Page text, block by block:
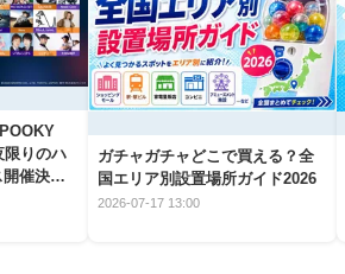
限りのハ
開催決
ガチャガチャどこで買える？全
国エリア別設置場所ガイド2026
2026-07-17 13:00